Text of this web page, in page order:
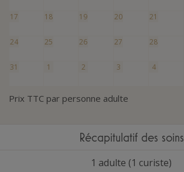
17 18 19 20 21
24 25 26 27 28
31 1 2 3 4
Prix TTC par personne adulte
Récapitulatif des soins
1 adulte (1 curiste)